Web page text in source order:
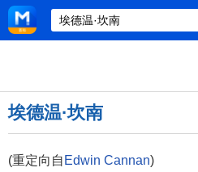
埃德温·坎南
(重定向自 Edwin Cannan)